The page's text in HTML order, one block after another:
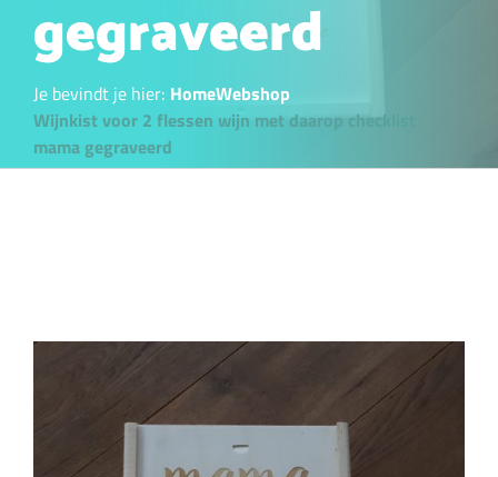
gegraveerd
Je bevindt je hier: HomeWebshop
Wijnkist voor 2 flessen wijn met daarop checklist
mama gegraveerd